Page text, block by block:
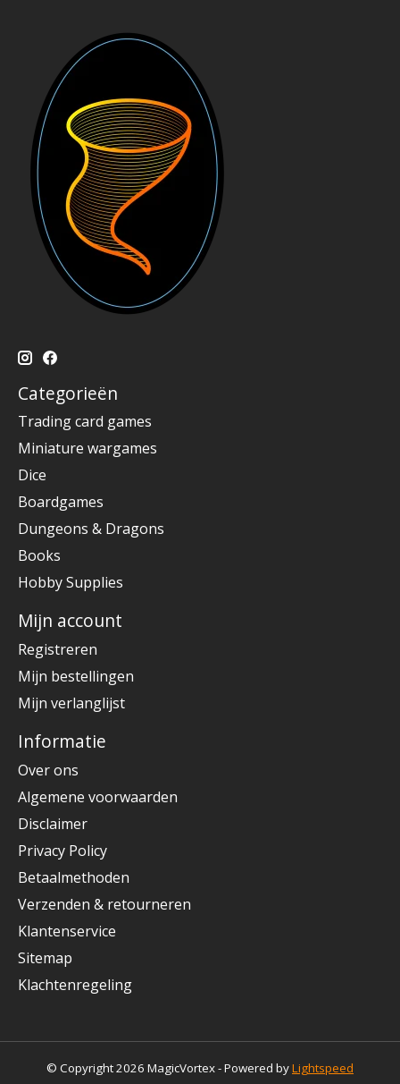
Categorieën
Trading card games
Miniature wargames
Dice
Boardgames
Dungeons & Dragons
Books
Hobby Supplies
Mijn account
Registreren
Mijn bestellingen
Mijn verlanglijst
Informatie
Over ons
Algemene voorwaarden
Disclaimer
Privacy Policy
Betaalmethoden
Verzenden & retourneren
Klantenservice
Sitemap
Klachtenregeling
© Copyright 2026 MagicVortex - Powered byLightspeed